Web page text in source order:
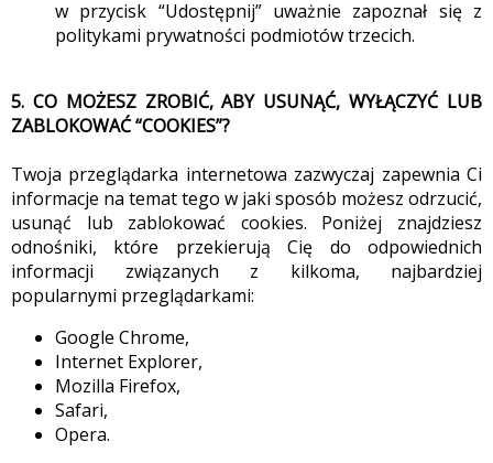
w przycisk “Udostępnij” uważnie zapoznał się z
politykami prywatności podmiotów trzecich.
5. CO MOŻESZ ZROBIĆ, ABY USUNĄĆ, WYŁĄCZYĆ LUB
ZABLOKOWAĆ “COOKIES”?
Twoja przeglądarka internetowa zazwyczaj zapewnia Ci
informacje na temat tego w jaki sposób możesz odrzucić,
usunąć lub zablokować cookies. Poniżej znajdziesz
odnośniki, które przekierują Cię do odpowiednich
informacji związanych z kilkoma, najbardziej
popularnymi przeglądarkami:
Google Chrome,
Internet Explorer,
Mozilla Firefox,
Safari,
Opera.